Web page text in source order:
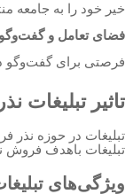
خیر خود را به جامعه
فضای تعامل و گفت‌وگو
فرصتی برای گفت‌وگو
تاثیر تبلیغات
تبلیغات در حوزه نذر
تبلیغات باهدف
ویژگی‌های